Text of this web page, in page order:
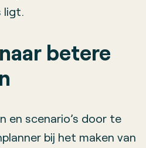
ligt.
betere
en scenario’s door te
bij het maken van